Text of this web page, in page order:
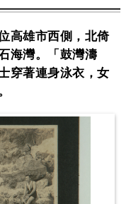
高雄市西側，北倚
海灣。「鼓灣濤
穿著連身泳衣，女